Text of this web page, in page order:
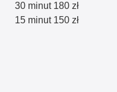
30 minut 180 zł
15 minut 150 zł